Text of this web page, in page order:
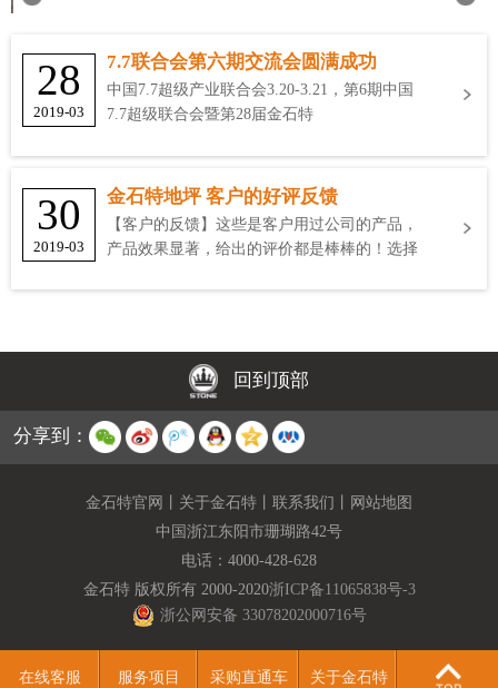
28
2019-03
7.7联合会第六期交流会圆满成功
中国7.7超级产业联合会3.20-3.21，第6期中国
7.7超级联合会暨第28届金石特
30
2019-03
金石特地坪 客户的好评反馈
【客户的反馈】这些是客户用过公司的产品，
产品效果显著，给出的评价都是棒棒的！选择
回到顶部
分享到：
金石特官网 关于金石特 联系我们
网站地图
中国浙江东阳市珊瑚路42号
电话： 4000-428-628
金石特 版权所有 2000-2020浙ICP备11065838号-3
浙公网安备 33078202000716号
在线客服 服务项目 采购直通车 关于金石特